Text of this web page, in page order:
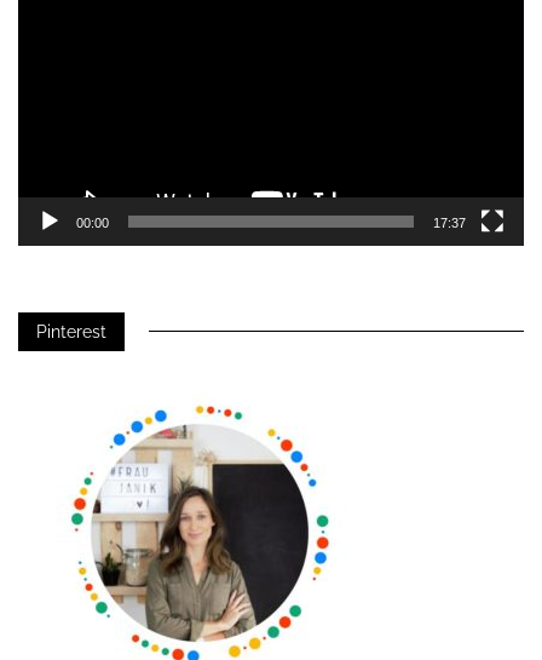
00:00 17:37
Pinterest